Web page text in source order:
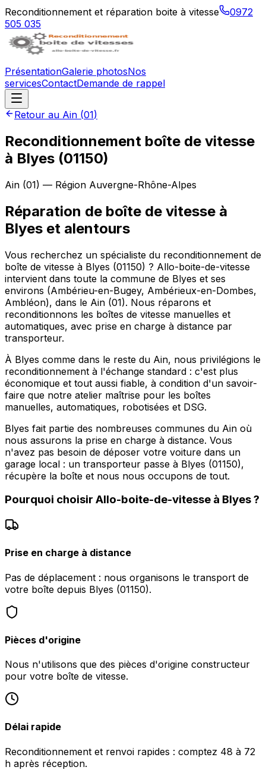
Reconditionnement et réparation boite à vitesse
0972
505 035
PrésentationGalerie photosNos
servicesContactDemande de rappel
Retour au Ain (01)
Reconditionnement boîte de vitesse
à Blyes (01150)
Ain (01) — Région Auvergne-Rhône-Alpes
Réparation de boîte de vitesse à
Blyes et alentours
Vous recherchez un spécialiste du reconditionnement de
boîte de vitesse à Blyes (01150) ? Allo-boite-de-vitesse
intervient dans toute la commune de Blyes et ses
environs (Ambérieu-en-Bugey, Ambérieux-en-Dombes,
Ambléon), dans le Ain (01). Nous réparons et
reconditionnons les boîtes de vitesse manuelles et
automatiques, avec prise en charge à distance par
transporteur.
À Blyes comme dans le reste du Ain, nous privilégions le
reconditionnement à l'échange standard : c'est plus
économique et tout aussi fiable, à condition d'un savoir-
faire que notre atelier maîtrise pour les boîtes
manuelles, automatiques, robotisées et DSG.
Blyes fait partie des nombreuses communes du Ain où
nous assurons la prise en charge à distance. Vous
n'avez pas besoin de déposer votre voiture dans un
garage local : un transporteur passe à Blyes (01150),
récupère la boîte et nous nous occupons de tout.
Pourquoi choisir Allo-boite-de-vitesse à Blyes?
Prise en charge à distance
Pas de déplacement : nous organisons le transport de
votre boîte depuis Blyes (01150).
Pièces d'origine
Nous n'utilisons que des pièces d'origine constructeur
pour votre boîte de vitesse.
Délai rapide
Reconditionnement et renvoi rapides : comptez 48 à 72
h après réception.